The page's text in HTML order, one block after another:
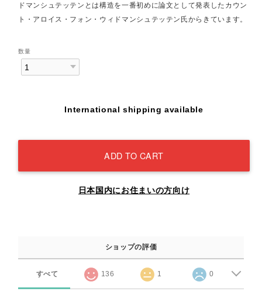
ドマンシュテッテンとは構造を一番初めに論文として発表したカウン
ト・アロイス・フォン・ウィドマンシュテッテン氏からきています。
数量
International shipping available
ADD TO CART
日本国内にお住まいの方向け
ショップの評価
すべて 136 1 0